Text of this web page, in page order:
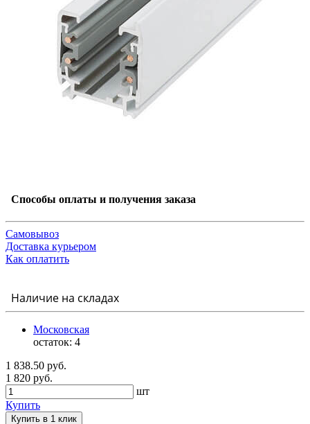
Способы оплаты и получения заказа
Самовывоз
Доставка курьером
Как оплатить
Наличие на складах
Московская
остаток: 4
1 838.50 руб.
1 820 руб.
шт
Купить
Купить в 1 клик